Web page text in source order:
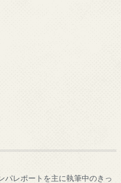
パレポートを主に執筆中のきっ